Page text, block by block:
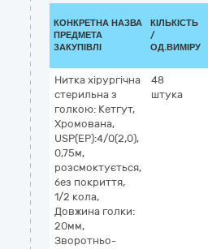
КОНКРЕТНА НАЗВА
ПРЕДМЕТА
ЗАКУПІВЛІ
КІЛЬКІСТЬ
/
ОД.ВИМІРУ
Нитка хірургічна
стерильна з
голкою: Кетгут,
Хромована,
USP(EP):4/0(2,0),
0,75м,
розсмоктується,
без покриття,
1/2 кола,
Довжина голки:
20мм,
Зворотньо-
48
штука